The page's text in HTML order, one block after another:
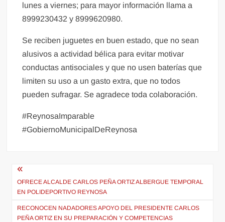
lunes a viernes; para mayor información llama a
8999230432 y 8999620980.
Se reciben juguetes en buen estado, que no sean
alusivos a actividad bélica para evitar motivar
conductas antisociales y que no usen baterías que
limiten su uso a un gasto extra, que no todos
pueden sufragar. Se agradece toda colaboración.
#ReynosaImparable
#GobiernoMunicipalDeReynosa
Navegación
de
entradas
OFRECE ALCALDE CARLOS PEÑA ORTIZ ALBERGUE TEMPORAL
EN POLIDEPORTIVO REYNOSA
RECONOCEN NADADORES APOYO DEL PRESIDENTE CARLOS
PEÑA ORTIZ EN SU PREPARACIÓN Y COMPETENCIAS